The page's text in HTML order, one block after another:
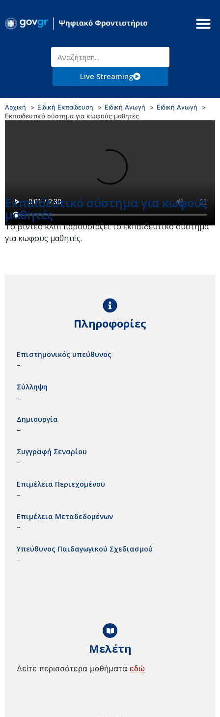
Live Streaming
Αρχική Ειδική Εκπαίδευση Ειδική Αγωγή
Ειδική Αγωγή
Εκπαιδευτικό σύστημα για κωφούς μαθητές
Εκπαιδευτικό σύστημα για κωφούς
μαθητές
Το βίντεο κλιπ παρουσιάζει το εκπαιδευτικό σύστημα
για κωφούς μαθητές.
Μελέτη
Δείτε περισσότερα μαθήματα εδώ
Πληροφορίες
Επιστημονικός υπεύθυνος
–
Σύλληψη
–
Δημιουργία
–
Συγγραφή Σεναρίου
–
Επιμέλεια Περιεχομένου
–
Επιμέλεια Μεταδεδομένων
–
Υπεύθυνος Παιδαγωγικού Σχεδιασμού
–